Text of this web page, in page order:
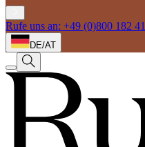
Rufe uns an: +49 (0)800 182
DE/AT